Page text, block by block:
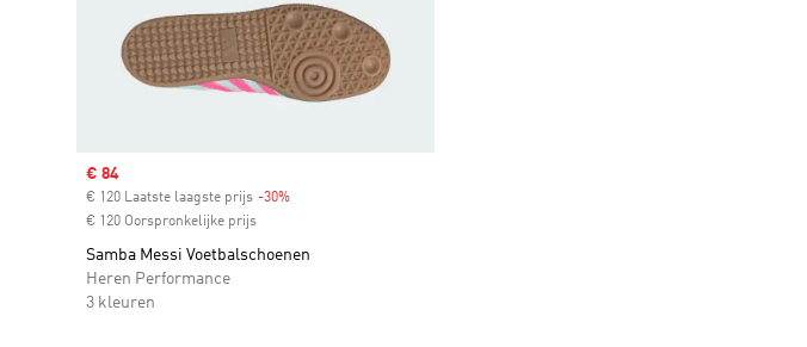
Sale price
€ 84
€ 120 Laatste laagste prijs -30%
€ 120 Oorspronkelijke prijs
Samba Messi Voetbalschoenen
Heren Performance
3 kleuren